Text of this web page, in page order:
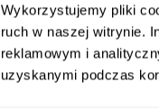
Wykorzystujemy pliki
ruch w naszej witrynie.
reklamowym i
uzyskanymi podczas